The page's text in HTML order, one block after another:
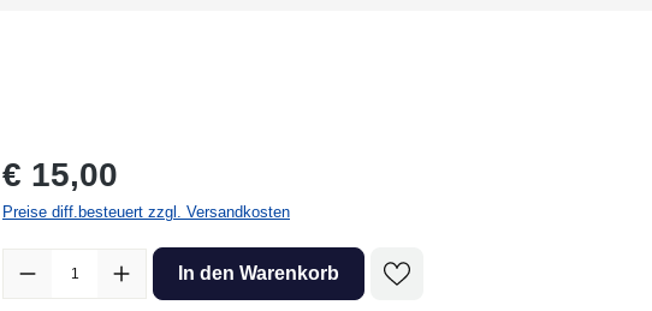
Regulärer Preis:
€ 15,00
Preise diff.besteuert zzgl. Versandkosten
Produkt Anzahl: Gib den gewünschten Wert ein oder benutze die Schaltflächen
In den Warenkorb